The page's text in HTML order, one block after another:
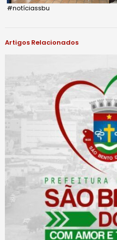
#notíciassbu
Artigos Relacionados